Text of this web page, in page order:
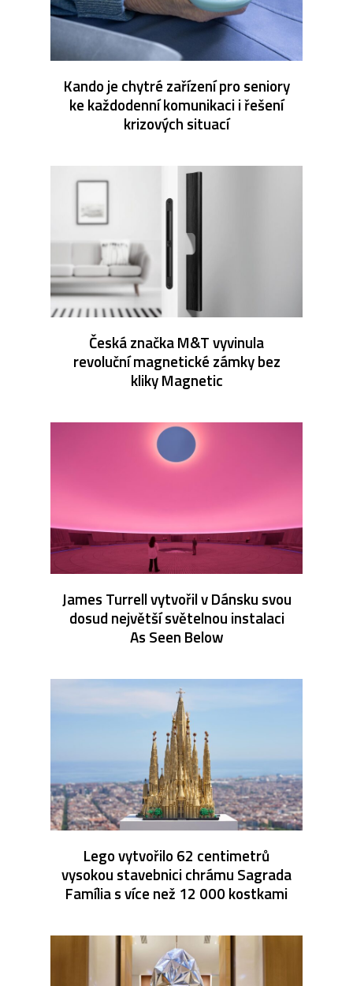
Kando je chytré zařízení pro seniory
ke každodenní komunikaci i řešení
krizových situací
Česká značka M&T vyvinula
revoluční magnetické zámky bez
kliky Magnetic
James Turrell vytvořil v Dánsku svou
dosud největší světelnou instalaci
As Seen Below
Lego vytvořilo 62 centimetrů
vysokou stavebnici chrámu Sagrada
Família s více než 12 000 kostkami